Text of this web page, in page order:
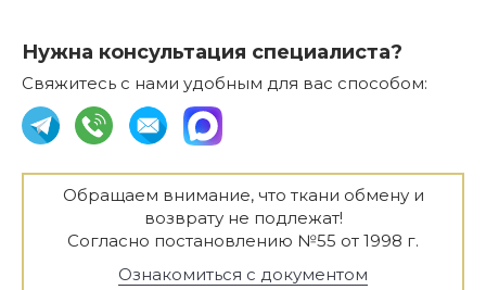
Нужна консультация специалиста?
Свяжитесь с нами удобным для вас способом:
Обращаем внимание, что ткани обмену и
возврату не подлежат!
Согласно постановлению №55 от 1998 г.
Ознакомиться с документом